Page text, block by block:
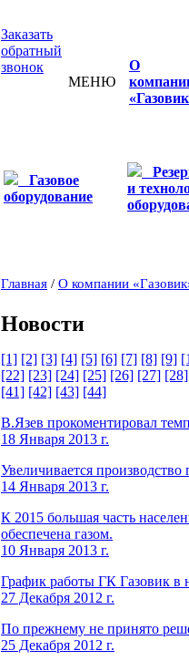
Заказать
обратный
звонок
МЕНЮ
О
Газовое
оборудование
и
Главная / О компании
Новости
[1] [2] [3] [4] [5] [6] [7] [8] [9]
[22] [23] [24] [25] [26] [27] [28]
[41] [42] [43] [44]
В.Язев прокоментировал
18 Января 2013 г.
Увеличивается производство
14 Января 2013 г.
К 2015 большая часть
обеспечена газом.
10 Января 2013 г.
График работы ГК Газовик в
27 Декабря 2012 г.
По прежнему не принято
25 Декабря 2012 г.